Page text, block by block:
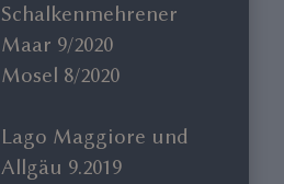
Schalkenmehrener
Maar 9/2020
Mosel 8/2020
Lago Maggiore und
Allgäu 9.2019